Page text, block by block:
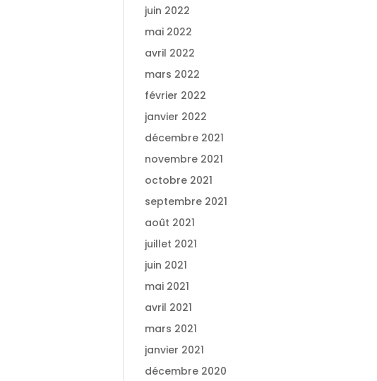
juin 2022
mai 2022
avril 2022
mars 2022
février 2022
janvier 2022
décembre 2021
novembre 2021
octobre 2021
septembre 2021
août 2021
juillet 2021
juin 2021
mai 2021
avril 2021
mars 2021
janvier 2021
décembre 2020